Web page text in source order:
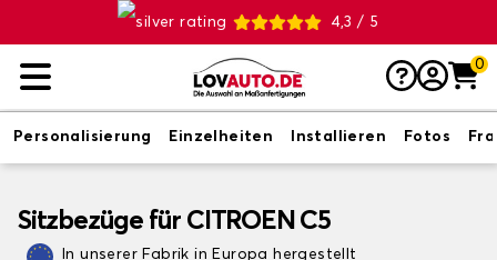
4,3 / 5
0
Personalisierung Einzelheiten Installieren Fotos
Sitzbezüge für CITROEN C5
In unserer Fabrik in Europa hergestellt